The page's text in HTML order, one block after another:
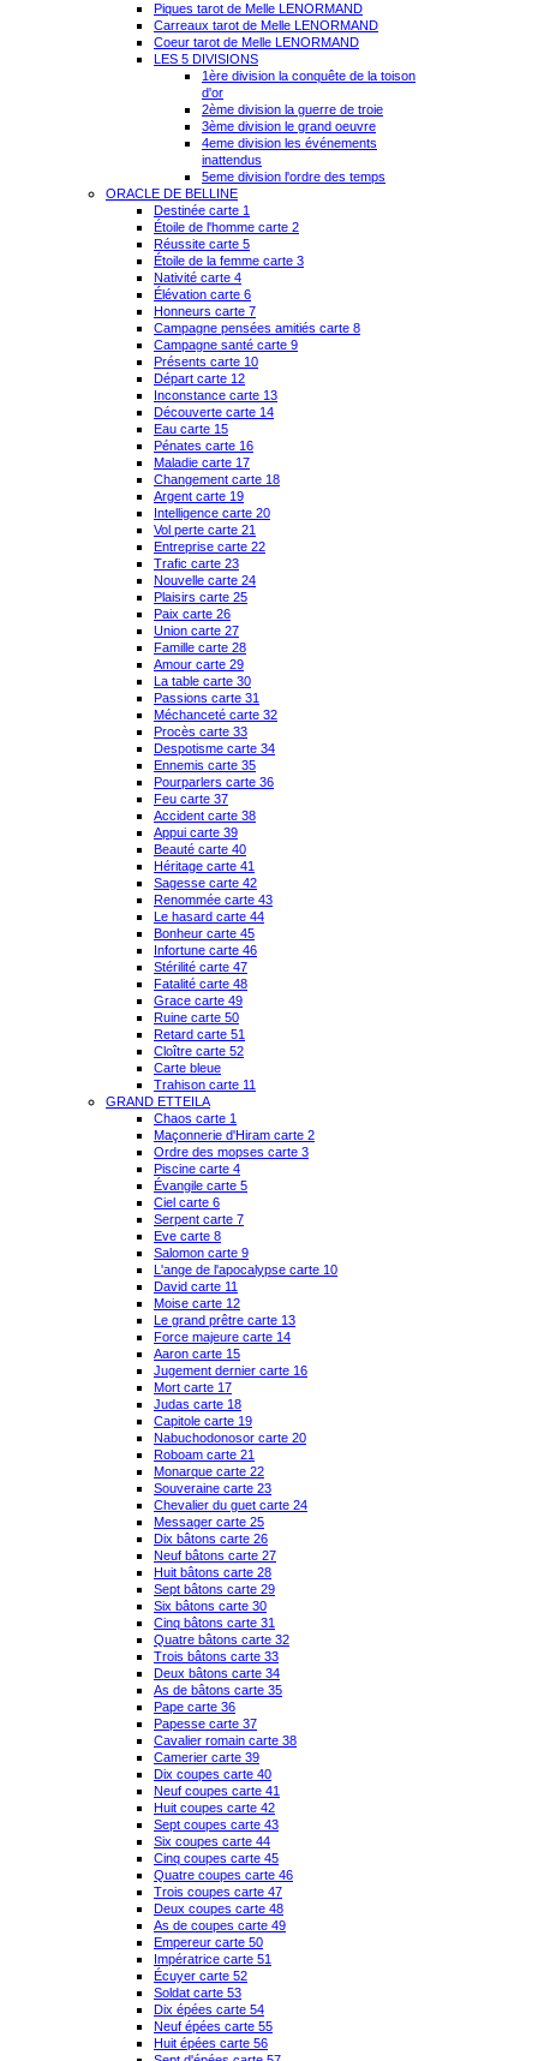
Piques tarot de Melle LENORMAND
Carreaux tarot de Melle LENORMAND
Coeur tarot de Melle LENORMAND
LES 5 DIVISIONS
1ère division la conquête de la toison
d'or
2ème division la guerre de troie
3ème division le grand oeuvre
4eme division les événements
inattendus
5eme division l'ordre des temps
ORACLE DE BELLINE
Destinée carte 1
Étoile de l'homme carte 2
Réussite carte 5
Étoile de la femme carte 3
Nativité carte 4
Élévation carte 6
Honneurs carte 7
Campagne pensées amitiés carte 8
Campagne santé carte 9
Présents carte 10
Départ carte 12
Inconstance carte 13
Découverte carte 14
Eau carte 15
Pénates carte 16
Maladie carte 17
Changement carte 18
Argent carte 19
Intelligence carte 20
Vol perte carte 21
Entreprise carte 22
Trafic carte 23
Nouvelle carte 24
Plaisirs carte 25
Paix carte 26
Union carte 27
Famille carte 28
Amour carte 29
La table carte 30
Passions carte 31
Méchanceté carte 32
Procès carte 33
Despotisme carte 34
Ennemis carte 35
Pourparlers carte 36
Feu carte 37
Accident carte 38
Appui carte 39
Beauté carte 40
Héritage carte 41
Sagesse carte 42
Renommée carte 43
Le hasard carte 44
Bonheur carte 45
Infortune carte 46
Stérilité carte 47
Fatalité carte 48
Grace carte 49
Ruine carte 50
Retard carte 51
Cloître carte 52
Carte bleue
Trahison carte 11
GRAND ETTEILA
Chaos carte 1
Maçonnerie d'Hiram carte 2
Ordre des mopses carte 3
Piscine carte 4
Évangile carte 5
Ciel carte 6
Serpent carte 7
Eve carte 8
Salomon carte 9
L'ange de l'apocalypse carte 10
David carte 11
Moise carte 12
Le grand prêtre carte 13
Force majeure carte 14
Aaron carte 15
Jugement dernier carte 16
Mort carte 17
Judas carte 18
Capitole carte 19
Nabuchodonosor carte 20
Roboam carte 21
Monarque carte 22
Souveraine carte 23
Chevalier du guet carte 24
Messager carte 25
Dix bâtons carte 26
Neuf bâtons carte 27
Huit bâtons carte 28
Sept bâtons carte 29
Six bâtons carte 30
Cinq bâtons carte 31
Quatre bâtons carte 32
Trois bâtons carte 33
Deux bâtons carte 34
As de bâtons carte 35
Pape carte 36
Papesse carte 37
Cavalier romain carte 38
Camerier carte 39
Dix coupes carte 40
Neuf coupes carte 41
Huit coupes carte 42
Sept coupes carte 43
Six coupes carte 44
Cinq coupes carte 45
Quatre coupes carte 46
Trois coupes carte 47
Deux coupes carte 48
As de coupes carte 49
Empereur carte 50
Impératrice carte 51
Écuyer carte 52
Soldat carte 53
Dix épées carte 54
Neuf épées carte 55
Huit épées carte 56